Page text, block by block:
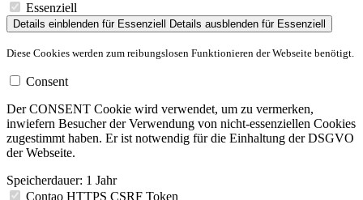
Essenziell
Details einblenden für Essenziell Details ausblenden für Essenziell
Diese Cookies werden zum reibungslosen Funktionieren der Webseite benötigt.
Consent
Der CONSENT Cookie wird verwendet, um zu vermerken,
inwiefern Besucher der Verwendung von nicht-essenziellen Cookies
zugestimmt haben. Er ist notwendig für die Einhaltung der DSGVO
der Webseite.
Speicherdauer: 1 Jahr
Contao HTTPS CSRF Token